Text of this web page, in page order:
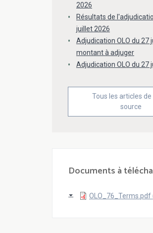
2026
Résultats de
juillet 2026
Adjudication OLO du 27
montant à adjuger
Adjudication OLO du 27
Tous les articles
source
Documents à
OLO_76_Terms.pdf